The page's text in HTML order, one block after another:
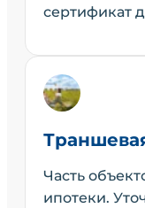
сертификат
Часть
ипотеки.